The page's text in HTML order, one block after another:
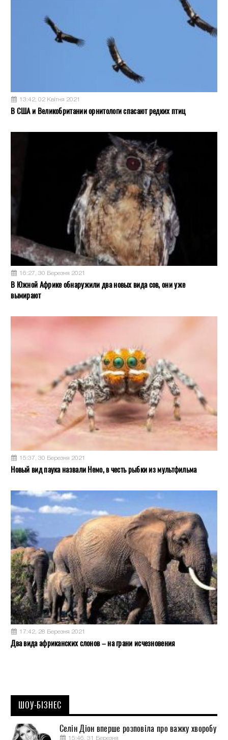
13:42, 02 Квітня 2021
В США и Великобритании орнитологи спасают редких птиц
16:27, 30 Березня 2021
В Южной Африке обнаружили два новых вида сов, они уже
вымирают
15:37, 30 Березня 2021
Новый вид паука назвали Немо, в честь рыбки из мультфильма
17:42, 28 Березня 2021
Два вида африканских слонов – на грани исчезновения
ШОУ-БІЗНЕС
Селін Діон вперше розповіла про важку хворобу
15:46, 31 Березня